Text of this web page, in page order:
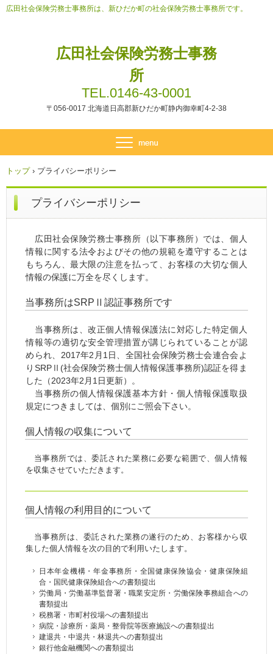
広田社会保険労務士事務
所
広田社会保険労務士事務所は、新ひだか町の社会保険労務士事務所です。
TEL.0146-43-0001
〒056-0017 北海道日高郡新ひだか町静内御幸町4-2-38
トップ › プライバシーポリシー
プライバシーポリシー
広田社会保険労務士事務所（以下事務所）では、個人
情報に関する法令およびその他の規範を遵守することは
もちろん、最大限の注意を払って、お客様の大切な個人
情報の保護に万全を尽くします。
当事務所はSRPⅡ認証事務所です
当事務所は、改正個人情報保護法に対応した特定個人
情報等の適切な安全管理措置が講じられていることが認
められ、2017年2月1日、全国社会保険労務士会連合会よ
りSRPⅡ(社会保険労務士個人情報保護事務所)認証を得ま
した（2023年2月1日更新）。
当事務所の個人情報保護基本方針・個人情報保護取扱
規定につきましては、個別にご照会下さい。
個人情報の収集について
当事務所では、委託された業務に必要な範囲で、個人情報
を収集させていただきます。
個人情報の利用目的について
当事務所は、委託された業務の遂行のため、お客様から収
集した個人情報を次の目的で利用いたします。
日本年金機構・年金事務所・全国健康保険協会・健康保険組
合・国民健康保険組合への書類提出
労働局・労働基準監督署・職業安定所・労働保険事務組合への
書類提出
税務署・市町村役場への書類提出
病院・診療所・薬局・整骨院等医療施設への書類提出
建退共・中退共・林退共への書類提出
銀行他金融機関への書類提出